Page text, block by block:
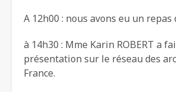
A 12h00 : nous avons eu un
à 14h30 : Mme Karin ROBERT a
présentation sur le réseau des
France.